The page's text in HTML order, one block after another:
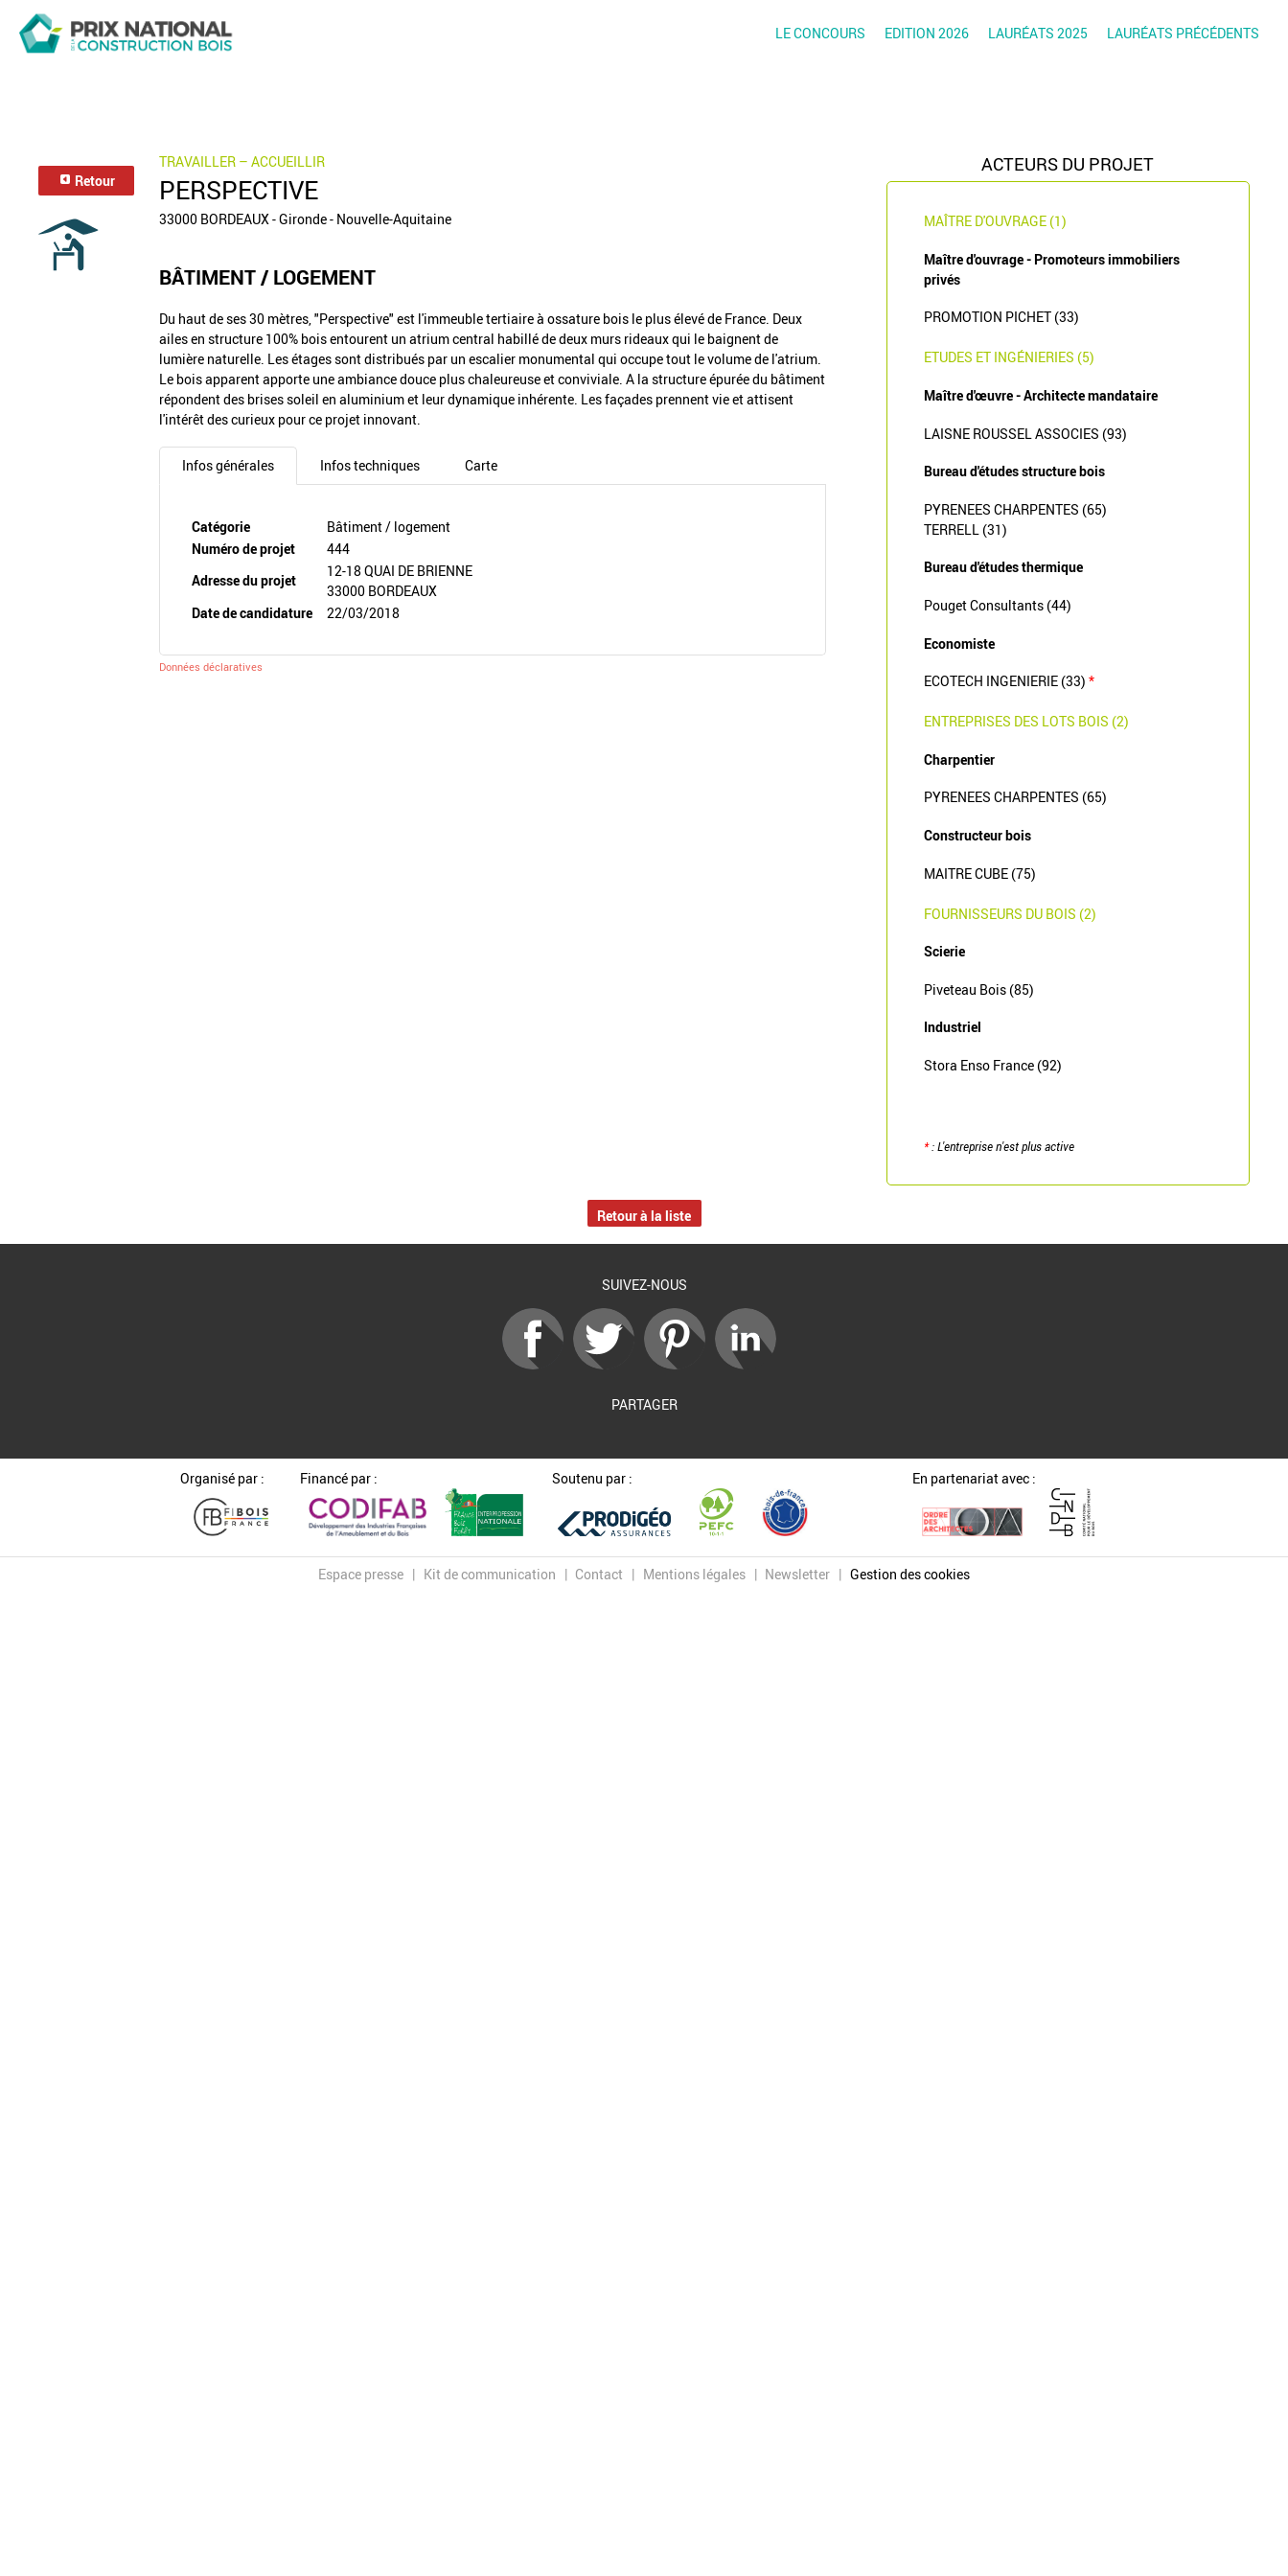
LE CONCOURS EDITION 2026 LAURÉATS 2025 LAURÉATS PRÉCÉDENTS
Retour
TRAVAILLER – ACCUEILLIR
PERSPECTIVE
33000 BORDEAUX - Gironde - Nouvelle-Aquitaine
BÂTIMENT / LOGEMENT
Du haut de ses 30 mètres, "Perspective" est l'immeuble tertiaire à ossature bois le plus élevé de France. Deux
ailes en structure 100% bois entourent un atrium central habillé de deux murs rideaux qui le baignent de
lumière naturelle. Les étages sont distribués par un escalier monumental qui occupe tout le volume de l'atrium.
Le bois apparent apporte une ambiance douce plus chaleureuse et conviviale. A la structure épurée du bâtiment
répondent des brises soleil en aluminium et leur dynamique inhérente. Les façades prennent vie et attisent
l'intérêt des curieux pour ce projet innovant.
Infos générales Infos techniques Carte
Catégorie
Bâtiment / logement
Numéro de projet
444
Adresse du projet
12-18 QUAI DE BRIENNE
33000 BORDEAUX
Date de candidature
22/03/2018
Données déclaratives
ACTEURS DU PROJET
MAÎTRE D'OUVRAGE (1)
Maître d'ouvrage - Promoteurs immobiliers
privés
PROMOTION PICHET (33)
ETUDES ET INGÉNIERIES (5)
Maître d'œuvre - Architecte mandataire
LAISNE ROUSSEL ASSOCIES (93)
Bureau d'études structure bois
PYRENEES CHARPENTES (65)
TERRELL (31)
Bureau d'études thermique
Pouget Consultants (44)
Economiste
ECOTECH INGENIERIE (33) *
ENTREPRISES DES LOTS BOIS (2)
Charpentier
PYRENEES CHARPENTES (65)
Constructeur bois
MAITRE CUBE (75)
FOURNISSEURS DU BOIS (2)
Scierie
Piveteau Bois (85)
Industriel
Stora Enso France (92)
*: L'entreprise n'est plus active
Retour à la liste
SUIVEZ-NOUS
PARTAGER
Organisé par : Financé par : Soutenu par : En partenariat avec :
Espace presse Kit de communication Contact Mentions légales Newsletter Gestion des cookies